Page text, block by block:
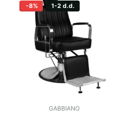
-8% 1-2 d.d.
GABBIANO